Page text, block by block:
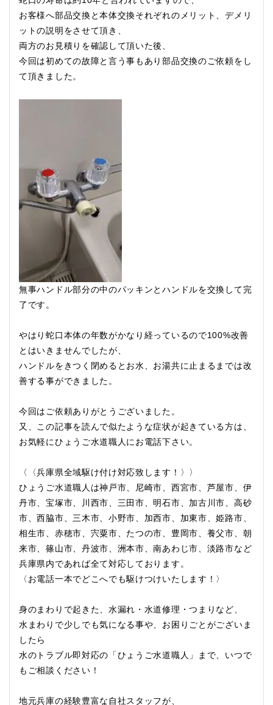
お客様へ部品交換と本体交換それぞれのメリット、デメリ
ットの説明をさせて頂き、
両方のお見積りを確認して頂いた後、
今回は初めての故障と言う事もあり部品交換のご依頼をし
て頂きました。
無事ハンドル部分の中のパッキンとハンドルを交換して完
了です。
やはり蛇口本体の年数がかなり経っているので100%改善
とはいきませんでしたが、
ハンドルをきつく閉めるとお水、お湯共に止まるまでは改
善する事ができました。
今回はご依頼ありがとうございました。
又、この記事を読んで似たような症状が起きている方は、
お気軽にひょうご水道職人にお電話下さい。
〈〈兵庫県全域駆け付け対応致します！〉〉
ひょうご水道職人は神戸市、尼崎市、西宮市、芦屋市、伊
丹市、宝塚市、川西市、三田市、明石市、加古川市、高砂
市、西脇市、三木市、小野市、加西市、加東市、姫路市、
相生市、赤穂市、宍粟市、たつの市、豊岡市、養父市、朝
来市、篠山市、丹波市、洲本市、南あわじ市、淡路市など
兵庫県内であれば全て対応しております。
〈お電話一本でどこへでも駆けつけいたします！〉
身のまわりで起きた、水漏れ・水道修理・つまりなど、
水まわりで少しでも気になる事や、お困りごとがございま
したら
水のトラブル即対応の「ひょうご水道職人」まで、いつで
もご相談ください！
地元兵庫の経験豊富な自社スタッフが、